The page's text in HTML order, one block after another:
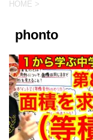
HOME >
phonto